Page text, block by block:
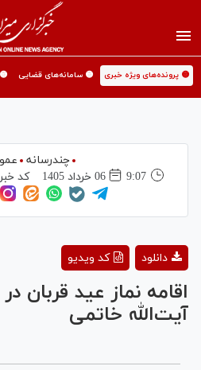
🟡 پرونده‌های ویژه خبری 🟡 سامانه‌های قضایی
چندرسانه
9:07
06 خرداد 1405 کد
کد ویدیو دانلود
اقامه نماز عید قربان
آیت‌الله خاتمی